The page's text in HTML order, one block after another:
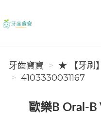
牙齒寶寶
牙齒寶寶
★ 【牙刷
4103330031167
歐樂B Oral-B